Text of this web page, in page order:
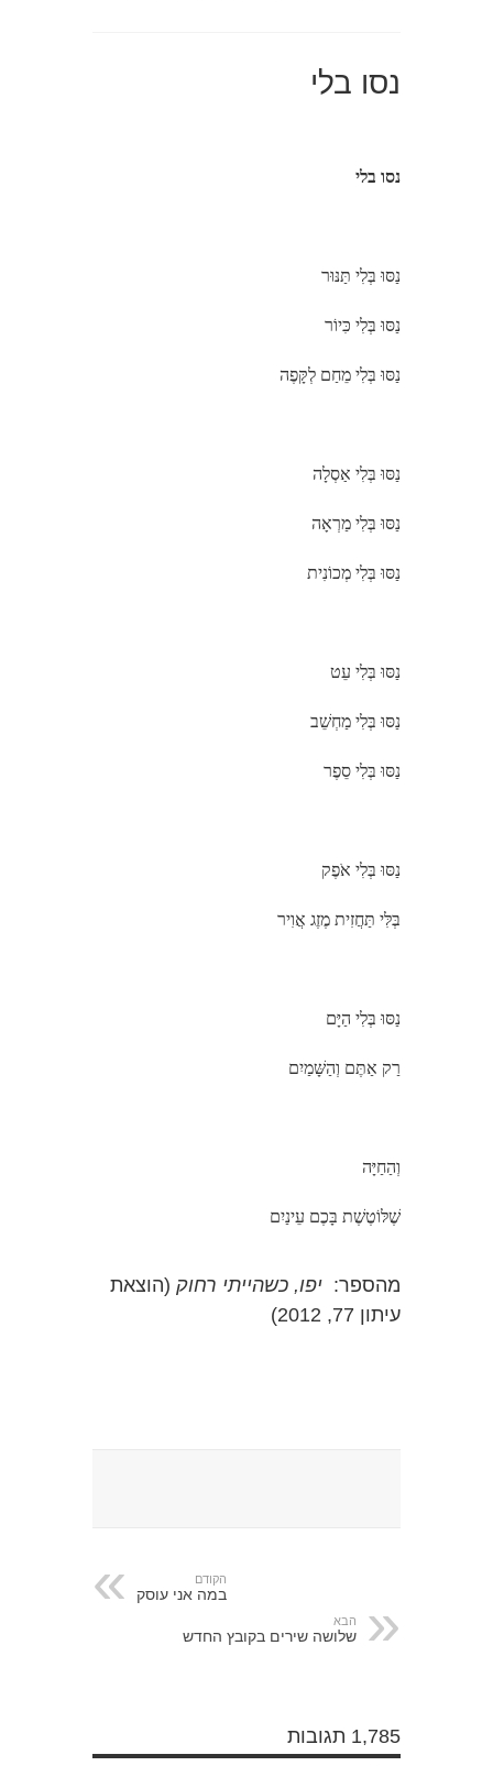
נסו בלי
נסו בלי
נַסּוּ בְּלִי תַּנּוּר
נַסּוּ בְּלִי כִּיוֹר
נַסּוּ בְּלִי מֵחַם לְקָּפֶה
נַסּוּ בְּלִי אַסְלָה
נַסּוּ בְּלִי מַרְאָה
נַסּוּ בְּלִי מְכוֹנִית
נַסּוּ בְּלִי עֵט
נַסּוּ בְּלִי מַחְשֵׁב
נַסּוּ בְּלִי סֵפֶר
נַסּוּ בְּלִי אֹפֶק
בְּלִּי תַּחֲזִית מֶזֶג אֲוִיר
נַסּוּ בְּלִי הַיָּם
רַק אַתֶּם וְהַשָּׁמַיִם
וְהַחַיָּה
שֶׁלּוֹטֶשֶׁת בָּכֶם עֵינַיִם
מהספר: יפו, כשהייתי רחוק (הוצאת
עיתון 77, 2012)
הקודם
במה אני עוסק
הבא
שלושה שירים בקובץ החדש
1,785 תגובות